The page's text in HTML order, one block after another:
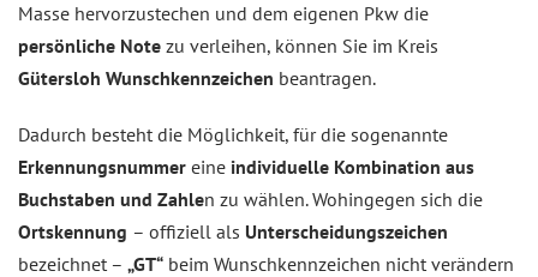
Masse hervorzustechen und dem eigenen Pkw die
persönliche Note zu verleihen, können Sie im Kreis
Gütersloh Wunschkennzeichen beantragen.
Dadurch besteht die Möglichkeit, für die sogenannte
Erkennungsnummer eine individuelle Kombination aus
Buchstaben und Zahlen zu wählen. Wohingegen sich die
Ortskennung – offiziell als Unterscheidungszeichen
bezeichnet – „GT“ beim Wunschkennzeichen nicht verändern